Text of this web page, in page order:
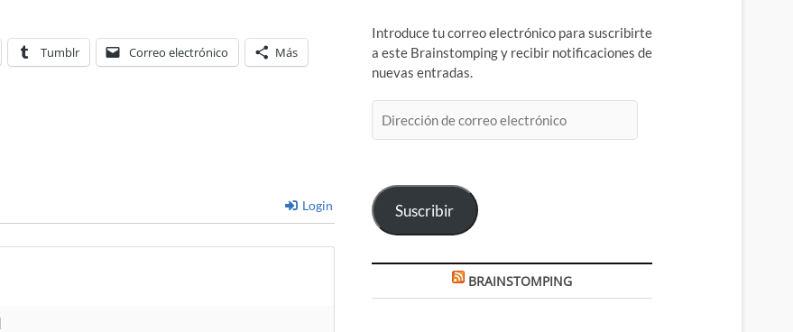
Tumblr Correo electrónico Más
Login
Introduce tu correo electrónico para suscribirte
a este Brainstomping y recibir notificaciones de
nuevas entradas.
de
Suscribir
BRAINSTOMPING